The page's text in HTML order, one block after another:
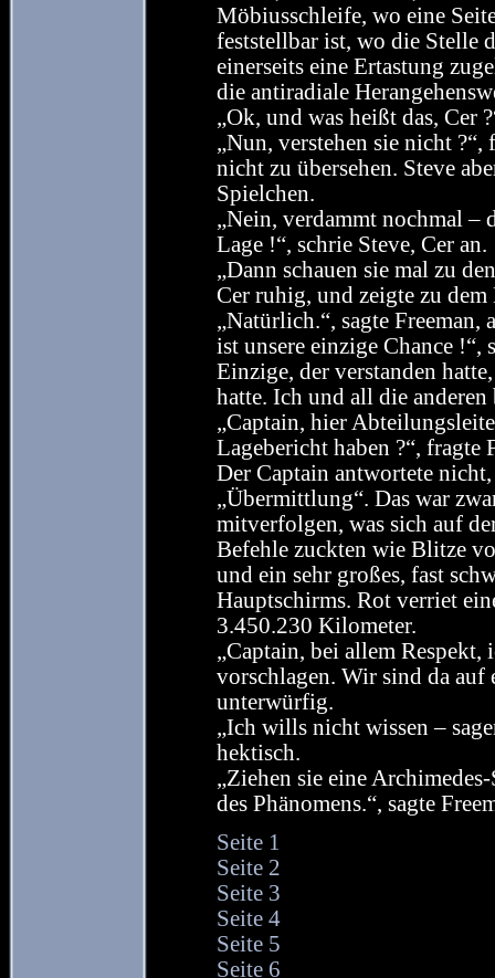
Möbiusschleife, wo eine
feststellbar ist, wo die Stelle
einerseits eine Ertastung
die antiradiale
„Ok, und was heißt das, Cer
„Nun, verstehen sie nicht ?“,
nicht zu übersehen. Steve
Spielchen.
„Nein, verdammt nochmal –
Lage !“, schrie Steve, Cer an.
„Dann schauen sie mal zu
Cer ruhig, und zeigte zu
„Natürlich.“, sagte Freeman,
ist unsere einzige Chance
Einzige, der verstanden
hatte. Ich und all die
„Captain, hier
Lagebericht haben ?“, fragte
Der Captain antwortete
„Übermittlung“. Das war
mitverfolgen, was sich auf
Befehle zuckten wie Blitze
und ein sehr großes, fast
Hauptschirms. Rot verriet
3.450.230 Kilometer.
„Captain, bei allem
vorschlagen. Wir sind da auf
unterwürfig.
„Ich wills nicht wissen –
hektisch.
„Ziehen sie eine
des Phänomens.“, sagte
Seite 1
Seite 2
Seite 3
Seite 4
Seite 5
Seite 6